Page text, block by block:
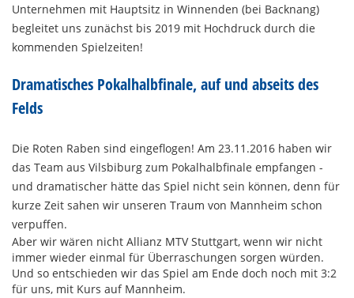
Unternehmen mit Hauptsitz in Winnenden (bei Backnang)
begleitet uns zunächst bis 2019 mit Hochdruck durch die
kommenden Spielzeiten!
Dramatisches Pokalhalbfinale, auf und abseits des
Felds
Die Roten Raben sind eingeflogen! Am 23.11.2016 haben wir
das Team aus Vilsbiburg zum Pokalhalbfinale empfangen -
und dramatischer hätte das Spiel nicht sein können, denn für
kurze Zeit sahen wir unseren Traum von Mannheim schon
verpuffen.
Aber wir wären nicht Allianz MTV Stuttgart, wenn wir nicht
immer wieder einmal für Überraschungen sorgen würden.
Und so entschieden wir das Spiel am Ende doch noch mit 3:2
für uns, mit Kurs auf Mannheim.